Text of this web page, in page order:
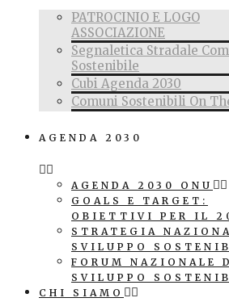
PATROCINIO E LOGO
ASSOCIAZIONE
Segnaletica Stradale
Sostenibile
Cubi Agenda 2030
Comuni Sostenibili On
AGENDA 2030
AGENDA 2030 ONU
GOALS E TARGET:
OBIETTIVI PER IL
STRATEGIA
SVILUPPO
FORUM NAZIONALE
SVILUPPO
CHI SIAMO